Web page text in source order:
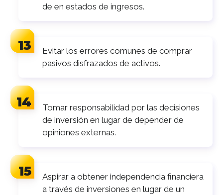
de en estados de ingresos.
Evitar los errores comunes de comprar
pasivos disfrazados de activos.
Tomar responsabilidad por las decisiones
de inversión en lugar de depender de
opiniones externas.
Aspirar a obtener independencia financiera
a través de inversiones en lugar de un